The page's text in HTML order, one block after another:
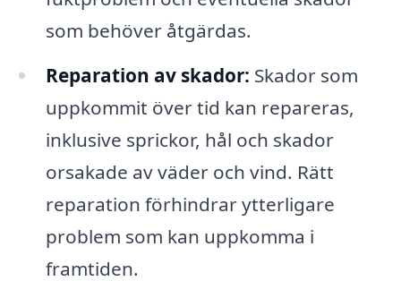
som behöver åtgärdas.
Reparation av skador: Skador som
uppkommit över tid kan repareras,
inklusive sprickor, hål och skador
orsakade av väder och vind. Rätt
reparation förhindrar ytterligare
problem som kan uppkomma i
framtiden.